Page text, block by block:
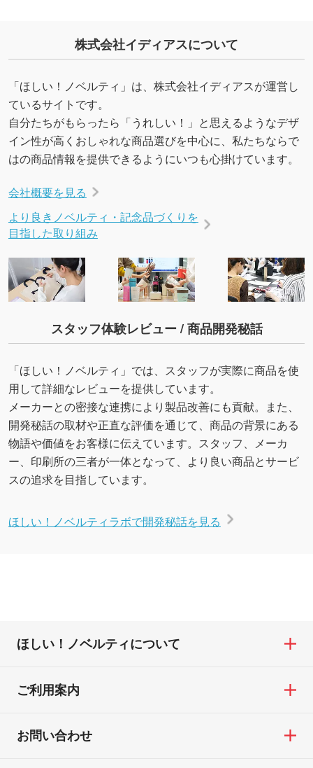
株式会社イディアスについて
「ほしい！ノベルティ」は、株式会社イディアスが運営し
ているサイトです。
自分たちがもらったら「うれしい！」と思えるようなデザ
イン性が高くおしゃれな商品選びを中心に、私たちならで
はの商品情報を提供できるようにいつも心掛けています。
会社概要を見る
より良きノベルティ・記念品づくりを
目指した取り組み
スタッフ体験レビュー / 商品開発秘話
「ほしい！ノベルティ」では、スタッフが実際に商品を使
用して詳細なレビューを提供しています。
メーカーとの密接な連携により製品改善にも貢献。また、
開発秘話の取材や正直な評価を通じて、商品の背景にある
物語や価値をお客様に伝えています。スタッフ、メーカ
ー、印刷所の三者が一体となって、より良い商品とサービ
スの追求を目指しています。
ほしい！ノベルティラボで開発秘話を見る
ほしい！ノベルティについて
ご利用案内
お問い合わせ